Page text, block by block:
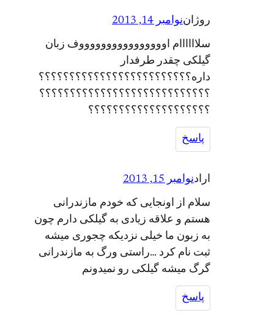
روژاننوامبر 14, 2013
سلاااااام اووووووووووووووووف زبان
گیلکی چقدر طرفدار
داره؟؟؟؟؟؟؟؟؟؟؟؟؟؟؟؟؟؟؟؟؟؟؟؟؟
؟؟؟؟؟؟؟؟؟؟؟؟؟؟؟؟؟؟؟؟؟؟؟؟؟؟؟؟
؟؟؟؟؟؟؟؟؟؟؟؟؟؟؟؟؟؟؟؟
پاسخ
ارادنوامبر 15, 2013
سلام از اونجایی که خودم مازندرانی
هستم و علاقه زیادی به گیلکی دارم چون
به زبون ما خیلی نزدیکه چجوری میشه
ثبت نام کرد …راستی ورگ به مازندرانی
گرگ میشه گیلکی رو نمیدونم
پاسخ